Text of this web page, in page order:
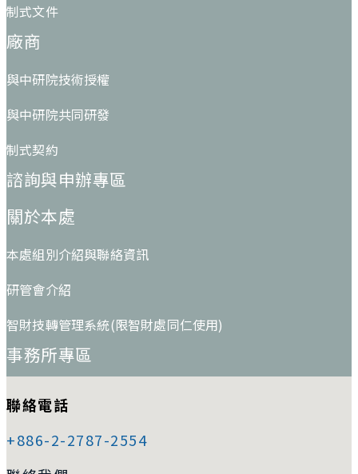
制式文件
廠商
與中研院技術授權
與中研院共同研發
制式契約
諮詢與申辦專區
關於本處
本處組別介紹與聯絡資訊
研管會介紹
智財技轉管理系統(限智財處同仁使用)
事務所專區
聯絡電話
+886-2-2787-2554